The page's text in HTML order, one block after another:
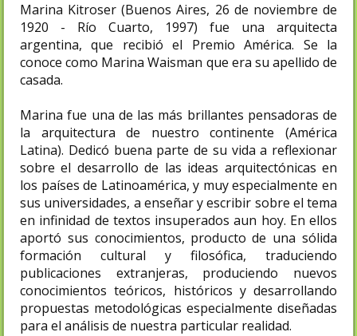
Marina Kitroser (Buenos Aires, 26 de noviembre de
1920 - Río Cuarto, 1997) fue una arquitecta
argentina, que recibió el Premio América. Se la
conoce como Marina Waisman que era su apellido de
casada.
Marina fue una de las más brillantes pensadoras de
la arquitectura de nuestro continente (América
Latina). Dedicó buena parte de su vida a reflexionar
sobre el desarrollo de las ideas arquitectónicas en
los países de Latinoamérica, y muy especialmente en
sus universidades, a enseñar y escribir sobre el tema
en infinidad de textos insuperados aun hoy. En ellos
aportó sus conocimientos, producto de una sólida
formación cultural y filosófica, traduciendo
publicaciones extranjeras, produciendo nuevos
conocimientos teóricos, históricos y desarrollando
propuestas metodológicas especialmente diseñadas
para el análisis de nuestra particular realidad.